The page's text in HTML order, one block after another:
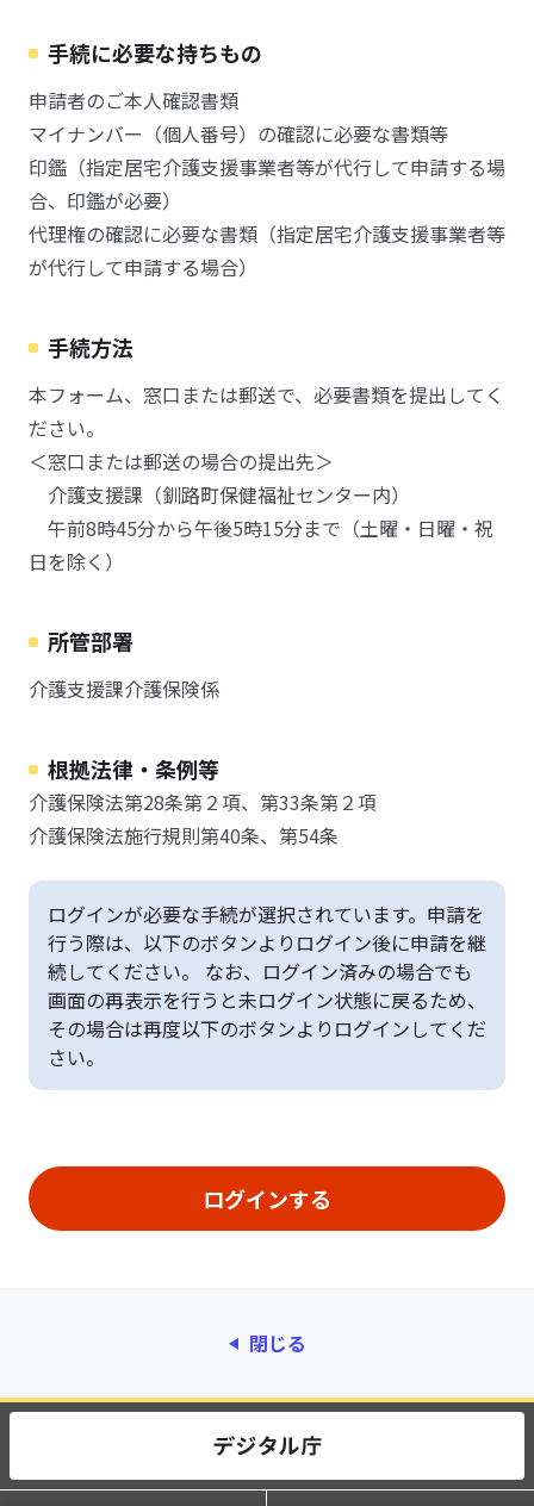
手続に必要な持ちもの
申請者のご本人確認書類
マイナンバー（個人番号）の確認に必要な書類等
印鑑（指定居宅介護支援事業者等が代行して申請する場
合、印鑑が必要）
代理権の確認に必要な書類（指定居宅介護支援事業者等
が代行して申請する場合）
手続方法
本フォーム、窓口または郵送で、必要書類を提出してく
ださい。
＜窓口または郵送の場合の提出先＞
介護支援課（釧路町保健福祉センター内）
午前8時45分から午後5時15分まで（土曜・日曜・祝
日を除く）
所管部署
介護支援課介護保険係
根拠法律・条例等
介護保険法第28条第２項、第33条第２項
介護保険法施行規則第40条、第54条
ログインが必要な手続が選択されています。申請を
行う際は、以下のボタンよりログイン後に申請を継
続してください。 なお、ログイン済みの場合でも
画面の再表示を行うと未ログイン状態に戻るため、
その場合は再度以下のボタンよりログインしてくだ
さい。
閉じる